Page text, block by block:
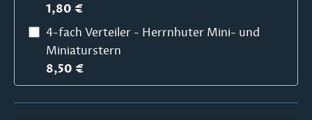
1,80 €
4-fach Verteiler - Herrnhuter Mini- und
Miniaturstern
8,50 €